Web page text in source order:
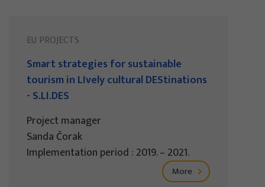
EU PROJECTS
Smart strategies for sustainable
tourism in LIvely cultural DEStinations
- S.LI.DES
Project manager
Sanda Čorak
Implementation period : 2019. – 2021.
More